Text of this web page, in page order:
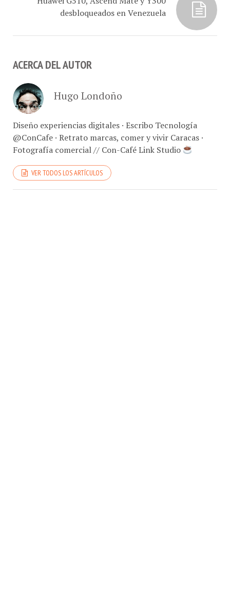
desbloqueados en Venezuela
ACERCA DEL AUTOR
Hugo Londoño
Diseño experiencias digitales · Escribo Tecnología
@ConCafe · Retrato marcas, comer y vivir Caracas ·
Fotografía comercial // Con-Café Link Studio
VER TODOS LOS ARTÍCULOS